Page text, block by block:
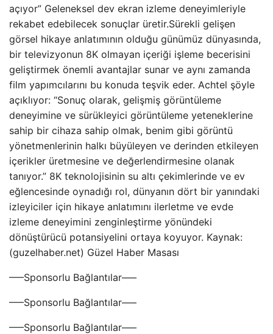
açıyor” Geleneksel dev ekran izleme deneyimleriyle
rekabet edebilecek sonuçlar üretir.Sürekli gelişen
görsel hikaye anlatımının olduğu günümüz dünyasında,
bir televizyonun 8K olmayan içeriği işleme becerisini
geliştirmek önemli avantajlar sunar ve aynı zamanda
film yapımcılarını bu konuda teşvik eder. Achtel şöyle
açıklıyor: “Sonuç olarak, gelişmiş görüntüleme
deneyimine ve sürükleyici görüntüleme yeteneklerine
sahip bir cihaza sahip olmak, benim gibi görüntü
yönetmenlerinin halkı büyüleyen ve derinden etkileyen
içerikler üretmesine ve değerlendirmesine olanak
tanıyor.” 8K teknolojisinin su altı çekimlerinde ve ev
eğlencesinde oynadığı rol, dünyanın dört bir yanındaki
izleyiciler için hikaye anlatımını ilerletme ve evde
izleme deneyimini zenginleştirme yönündeki
dönüştürücü potansiyelini ortaya koyuyor. Kaynak:
(guzelhaber.net) Güzel Haber Masası
—–Sponsorlu Bağlantılar—–
—–Sponsorlu Bağlantılar—–
—–Sponsorlu Bağlantılar—–